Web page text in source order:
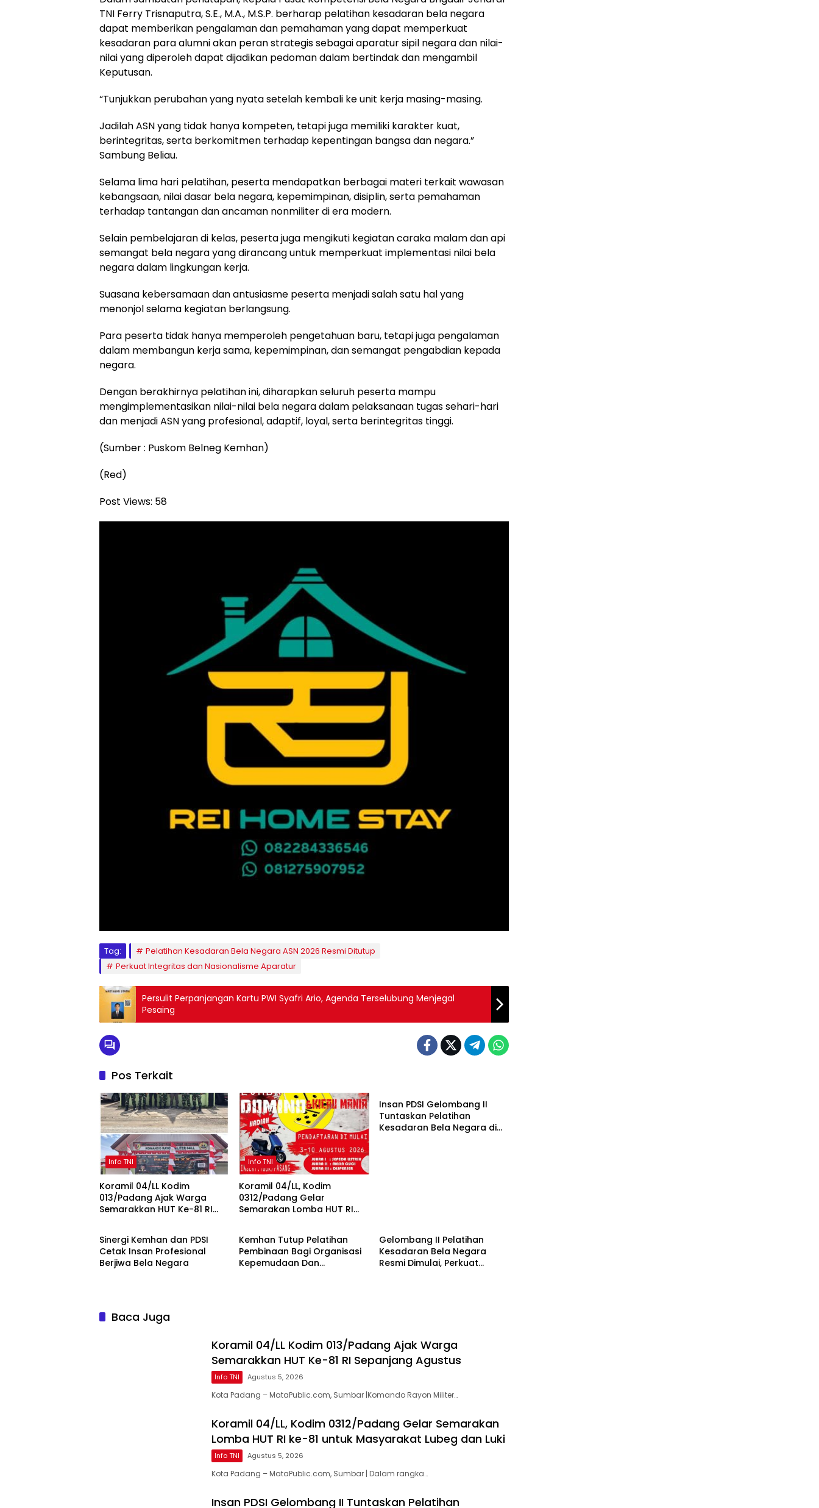
TNI Ferry Trisnaputra, S.E., M.A., M.S.P. berharap pelatihan kesadaran bela negara
dapat memberikan pengalaman dan pemahaman yang dapat memperkuat
kesadaran para alumni akan peran strategis sebagai aparatur sipil negara dan nilai-
nilai yang diperoleh dapat dijadikan pedoman dalam bertindak dan mengambil
Keputusan.
“Tunjukkan perubahan yang nyata setelah kembali ke unit kerja masing-masing.
Jadilah ASN yang tidak hanya kompeten, tetapi juga memiliki karakter kuat,
berintegritas, serta berkomitmen terhadap kepentingan bangsa dan negara.”
Sambung Beliau.
Selama lima hari pelatihan, peserta mendapatkan berbagai materi terkait wawasan
kebangsaan, nilai dasar bela negara, kepemimpinan, disiplin, serta pemahaman
terhadap tantangan dan ancaman nonmiliter di era modern.
Selain pembelajaran di kelas, peserta juga mengikuti kegiatan caraka malam dan api
semangat bela negara yang dirancang untuk memperkuat implementasi nilai bela
negara dalam lingkungan kerja.
Suasana kebersamaan dan antusiasme peserta menjadi salah satu hal yang
menonjol selama kegiatan berlangsung.
Para peserta tidak hanya memperoleh pengetahuan baru, tetapi juga pengalaman
dalam membangun kerja sama, kepemimpinan, dan semangat pengabdian kepada
negara.
Dengan berakhirnya pelatihan ini, diharapkan seluruh peserta mampu
mengimplementasikan nilai-nilai bela negara dalam pelaksanaan tugas sehari-hari
dan menjadi ASN yang profesional, adaptif, loyal, serta berintegritas tinggi.
(Sumber : Puskom Belneg Kemhan)
(Red)
Post Views: 58
Tag:
Pelatihan Kesadaran Bela Negara ASN 2026 Resmi Ditutup
Perkuat Integritas dan Nasionalisme Aparatur
Persulit Perpanjangan Kartu PWI Syafri Ario, Agenda Terselubung Menjegal
Pesaing
Pos Terkait
Info TNI
Koramil 04/LL Kodim
013/Padang Ajak Warga
Semarakkan HUT Ke-81 RI
Info TNI
Koramil 04/LL, Kodim
0312/Padang Gelar
Semarakan Lomba HUT RI
Insan PDSI Gelombang II
Tuntaskan Pelatihan
Kesadaran Bela Negara di
Info TNI
Sinergi Kemhan dan PDSI
Cetak Insan Profesional
Berjiwa Bela Negara
Info TNI
Kemhan Tutup Pelatihan
Pembinaan Bagi Organisasi
Kepemudaan Dan
Gelombang II Pelatihan
Kesadaran Bela Negara
Resmi Dimulai, Perkuat
Baca Juga
Koramil 04/LL Kodim 013/Padang Ajak Warga
Semarakkan HUT Ke-81 RI Sepanjang Agustus
Info TNI Agustus 5, 2026
Kota Padang – MataPublic.com, Sumbar |Komando Rayon Militer…
Koramil 04/LL, Kodim 0312/Padang Gelar Semarakan
Lomba HUT RI ke-81 untuk Masyarakat Lubeg dan Luki
Info TNI Agustus 5, 2026
Kota Padang – MataPublic.com, Sumbar | Dalam rangka…
Insan PDSI Gelombang II Tuntaskan Pelatihan